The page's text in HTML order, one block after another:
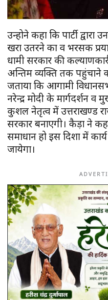
उन्होने कहा कि पार्टी
खरा उतरने का व भरसक
धामी सरकार की
अन्तिम व्यक्ति तक पहुंचाने
जताया कि आगामी
नरेन्द्र मोदी के मार्गदर्शन व
कुशल नेतृत्व में उत्तराखण्ड
सरकार बनाएगी। कैड़ा ने कहा
समाधान हो इस दिशा में
जायेगा।